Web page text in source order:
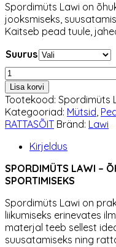
oli:
16,00 €.
on:
14,40 €.
Spordimüts Lawi on
jooksmiseks,
Kaitseb pead tuule,
Suurus
Spordimüts
Lawi
Smash
Sierra
roosa
kogus
Lisa korvi
Tootekood: Spordimüts
Kategooriad: Mütsid,
RATTASÕIT Bränd: Lawi
Kirjeldus
SPORDIMÜTS LAWI –
SPORTIMISEKS
Spordimüts Lawi on
liikumiseks erinevates
materjal teeb sellest
suusatamiseks ning